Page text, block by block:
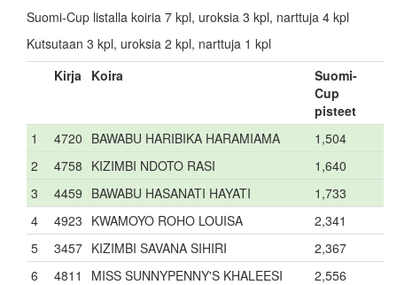
Suomi-Cup listalla koiria 7 kpl, uroksia 3 kpl, narttuja 4 kpl
Kutsutaan 3 kpl, uroksia 2 kpl, narttuja 1 kpl
Kirja Koira
Suomi-
Cup
pisteet
1
4720 BAWABU HARIBIKA HARAMIAMA
1,504
2
4758 KIZIMBI NDOTO RASI
1,640
3
4459 BAWABU HASANATI HAYATI
1,733
4
4923 KWAMOYO ROHO LOUISA
2,341
5
3457 KIZIMBI SAVANA SIHIRI
2,367
6
4811 MISS SUNNYPENNY'S KHALEESI
2,556